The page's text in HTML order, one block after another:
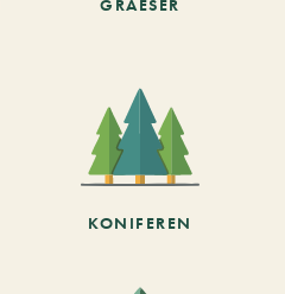
KONIFEREN